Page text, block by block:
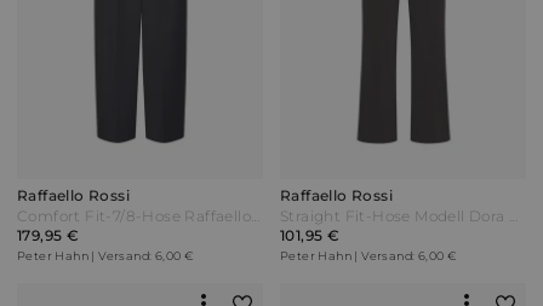
Raffaello Rossi
179,95 €
Peter Hahn | Versand: 6,00 €
Raffaello Rossi
101,95 €
Peter Hahn | Versand: 6,00 €